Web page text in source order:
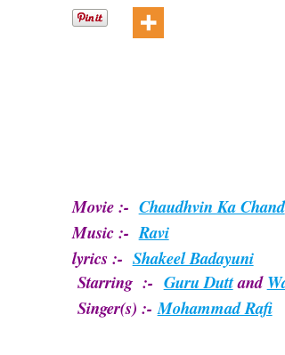
Movie :- Chaudhvin Ka Chand
Music :-Ravi
lyrics :- Shakeel Badayuni
Starring :- Guru Duttand
Singer(s) :-Mohammad Rafi